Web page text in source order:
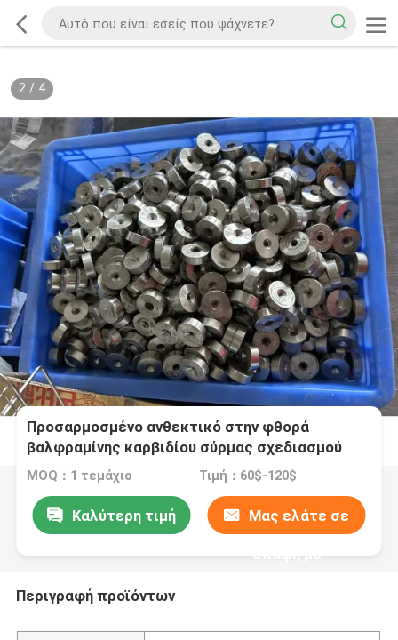
2/ 4
Προσαρμοσμένο ανθεκτικό στην φθορά
βαλφραμίνης καρβιδίου σύρμας σχεδιασμού
πεθαίνει / πολυκρυσταλλικό διαμαντένιο
MOQ：1 τεμάχιο Τιμή：60$-120$
Καλύτερη τιμή Μας ελάτε σε
επαφή με
Περιγραφή προϊόντων